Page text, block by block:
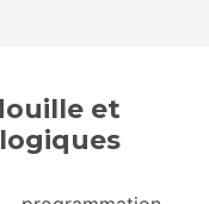
et